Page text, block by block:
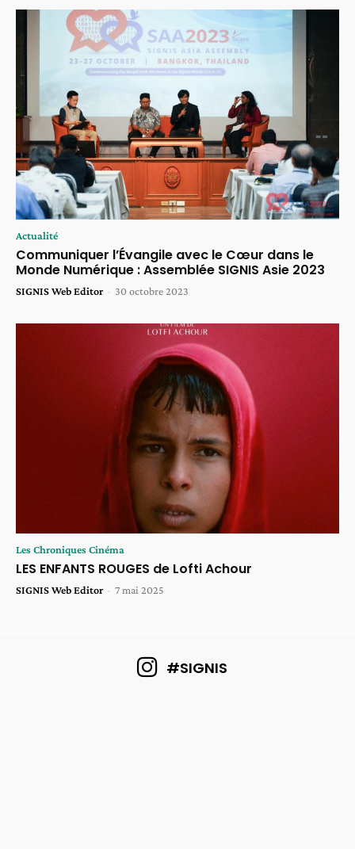
Actualité
Communiquer l’Évangile avec le Cœur dans le
Monde Numérique : Assemblée SIGNIS Asie 2023
SIGNIS Web Editor - 30 octobre 2023
Les Chroniques Cinéma
LES ENFANTS ROUGES de Lofti Achour
SIGNIS Web Editor - 7 mai 2025
#SIGNIS